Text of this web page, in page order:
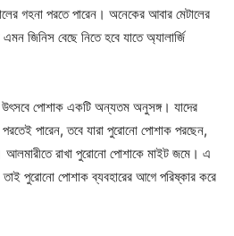
গহনা পরতে পারেন। অনেকের আবার মেটালের
জিনিস বেছে নিতে হবে যাতে অ্যালার্জি
উৎসবে পোশাক একটি অন্যতম অনুসঙ্গ। যাদের
পারেন, তবে যারা পুরোনো পোশাক পরছেন,
রাখা পুরোনো পোশাকে মাইট জমে। এ
পুরোনো পোশাক ব্যবহারের আগে পরিষ্কার করে